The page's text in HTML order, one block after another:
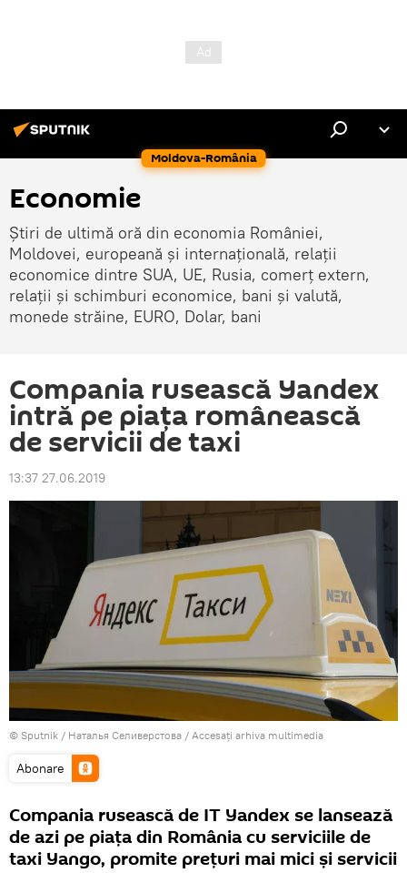
Moldova-România
Economie
Știri de ultimă oră din economia României,
Moldovei, europeană și internațională, relații
economice dintre SUA, UE, Rusia, comerț extern,
relații și schimburi economice, bani și valută,
monede străine, EURO, Dolar, bani
Compania rusească Yandex
intră pe piața românească
de servicii de taxi
13:37 27.06.2019
© Sputnik / Наталья Селиверстова / Accesați arhiva multimedia
Abonare
Compania rusească de IT Yandex se lansează
de azi pe piața din România cu serviciile de
taxi Yango, promite prețuri mai mici și servicii